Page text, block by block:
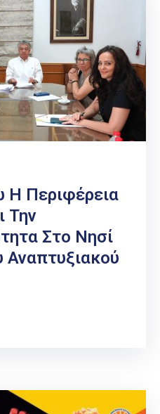
Περιφέρεια
Την
Στο Νησί